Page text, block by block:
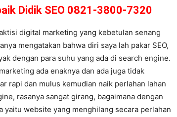
Didik SEO 0821-3800-7320
digital marketing yang kebetulan senang
mengatakan bahwa diri saya lah pakar SEO,
dengan para suhu yang ada di search engine.
ada enaknya dan ada juga tidak
rapi dan mulus kemudian naik perlahan lahan
rasanya sangat girang, bagaimana dengan
yaitu website yang menghilang secara perlahan